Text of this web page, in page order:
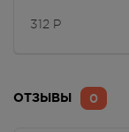
312 Р
0
ОТЗЫВЫ